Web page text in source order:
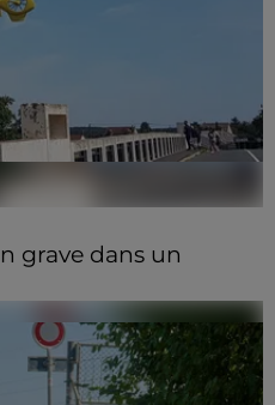
grave dans un